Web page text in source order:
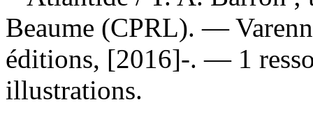
Beaume (CPRL). —
éditions, [2016]-. — 1
illustrations.